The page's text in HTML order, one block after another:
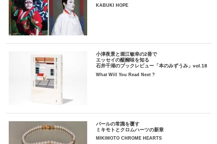
KABUKI HOPE
小津夜景と堀江敏幸の2冊で
エッセイの醍醐味を知る
石井千湖のブックレビュー「本のみずうみ」vol.18
What Will You Read Next ?
パールの常識を覆す
ミキモトとクロムハーツの新章
MIKIMOTO CHROME HEARTS